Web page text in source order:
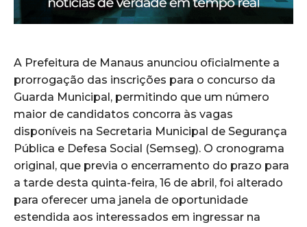
A Prefeitura de Manaus anunciou oficialmente a
prorrogação das inscrições para o concurso da
Guarda Municipal, permitindo que um número
maior de candidatos concorra às vagas
disponíveis na Secretaria Municipal de Segurança
Pública e Defesa Social (Semseg). O cronograma
original, que previa o encerramento do prazo para
a tarde desta quinta-feira, 16 de abril, foi alterado
para oferecer uma janela de oportunidade
estendida aos interessados em ingressar na